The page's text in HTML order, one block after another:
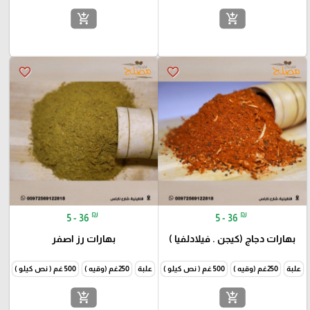
add_shopping_cart
add_shopping_cart
favorite_border
5 - 36 ₪
بهارات دجاج (كيجن . فيلادلفيا )
علبة 250غم (وقيه ) 500 غم ( نص كيلو ) 1000غم (كيلو )
add_shopping_cart
favorite_border
5 - 36 ₪
بهارات رز اصفر
علبة 250غم (وقيه ) 500 غم ( نص كيلو )
add_shopping_cart